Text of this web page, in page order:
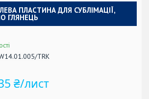
ПЛАСТИНА ДЛЯ СУБЛІМАЦІЇ,
ГЛЯНЕЦЬ
TRK
₴/лист